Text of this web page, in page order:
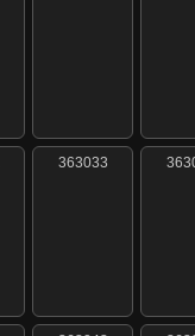
363033